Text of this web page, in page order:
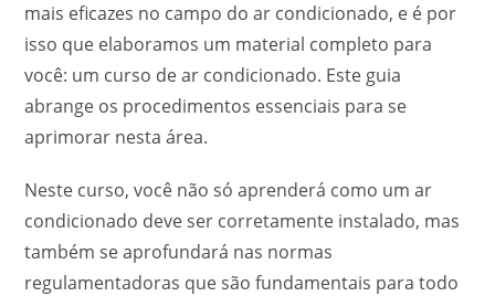
mais eficazes no campo do ar condicionado, e é por
isso que elaboramos um material completo para
você: um curso de ar condicionado. Este guia
abrange os procedimentos essenciais para se
aprimorar nesta área.
Neste curso, você não só aprenderá como um ar
condicionado deve ser corretamente instalado, mas
também se aprofundará nas normas
regulamentadoras que são fundamentais para todo